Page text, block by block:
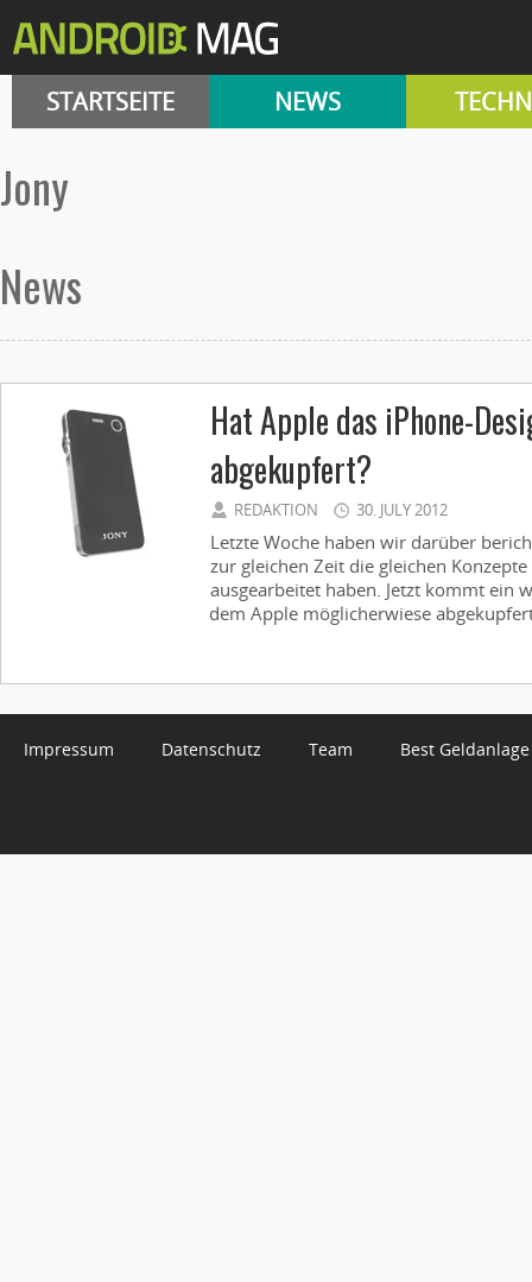
STARTSEITE NEWS
jony
News
Hat Apple das iPhone-
abgekupfert?
REDAKTION 30. JULY 2012
Letzte Woche haben wir darüber
zur gleichen Zeit die gleichen
ausgearbeitet haben. Jetzt kommt ein
dem Apple möglicherwiese
Impressum Datenschutz Team Best Geldanlage